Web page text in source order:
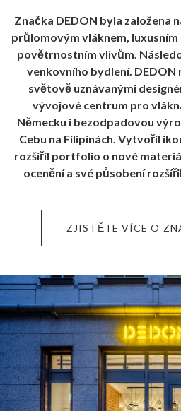
Značka DEDON byla založena
průlomovým vláknem,
povětrnostním vlivům.
venkovního bydlení. DEDON
světově uznávanými
vývojové centrum pro
Německu i bezodpadovou
Cebu na Filipínách. Vytvořil
rozšířil portfolio o nové
ocenění a své působení
ZJISTĚTE VÍCE O